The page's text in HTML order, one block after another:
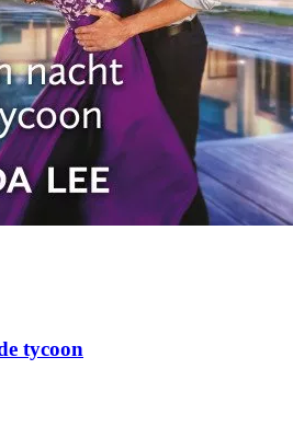
tycoon